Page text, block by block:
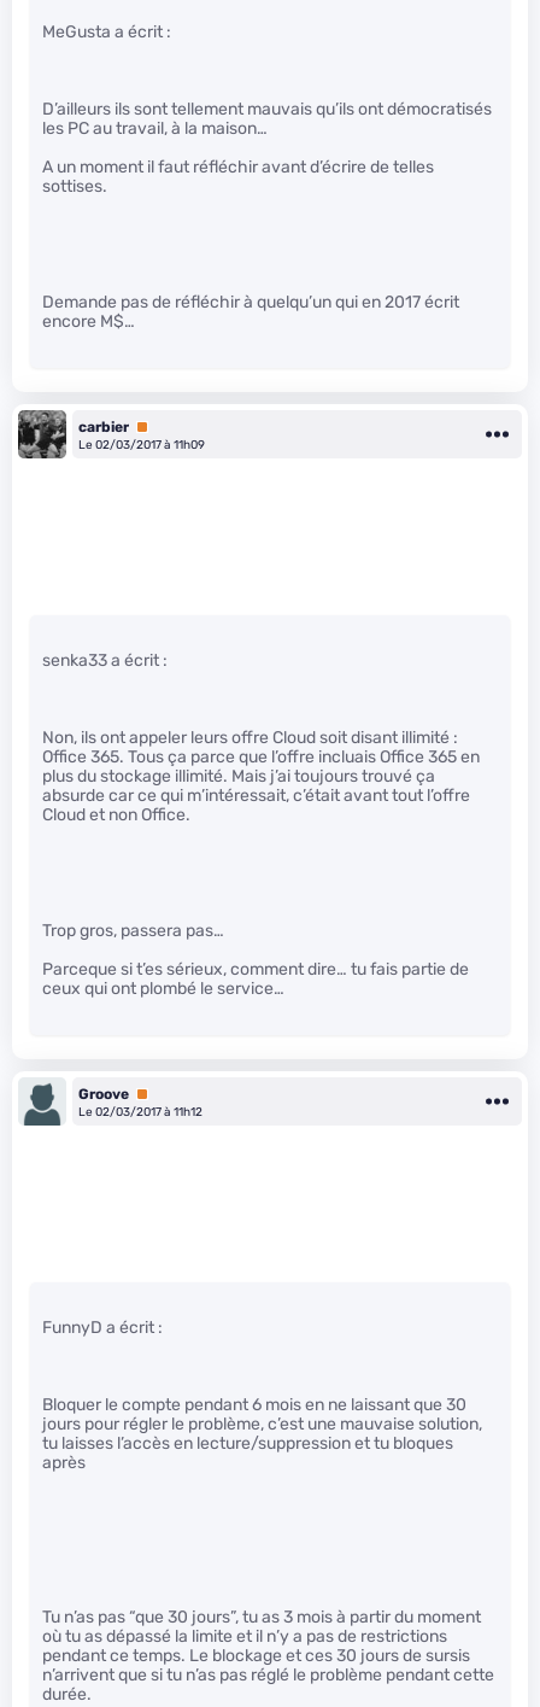
MeGusta a écrit :
D’ailleurs ils sont tellement mauvais qu’ils ont démocratisés
les PC au travail, à la maison…
A un moment il faut réfléchir avant d’écrire de telles
sottises.
Demande pas de réfléchir à quelqu’un qui en 2017 écrit
encore M$…
carbier Premium
Le 02/03/2017 à 11h09
senka33 a écrit :
Non, ils ont appeler leurs offre Cloud soit disant illimité :
Office 365. Tous ça parce que l’offre incluais Office 365 en
plus du stockage illimité. Mais j’ai toujours trouvé ça
absurde car ce qui m’intéressait, c’était avant tout l’offre
Cloud et non Office.
Trop gros, passera pas…
Parceque si t’es sérieux, comment dire… tu fais partie de
ceux qui ont plombé le service…
Groove Premium
Le 02/03/2017 à 11h12
FunnyD a écrit :
Bloquer le compte pendant 6 mois en ne laissant que 30
jours pour régler le problème, c’est une mauvaise solution,
tu laisses l’accès en lecture/suppression et tu bloques
après
Tu n’as pas “que 30 jours”, tu as 3 mois à partir du moment
où tu as dépassé la limite et il n’y a pas de restrictions
pendant ce temps. Le blockage et ces 30 jours de sursis
n’arrivent que si tu n’as pas réglé le problème pendant cette
durée.